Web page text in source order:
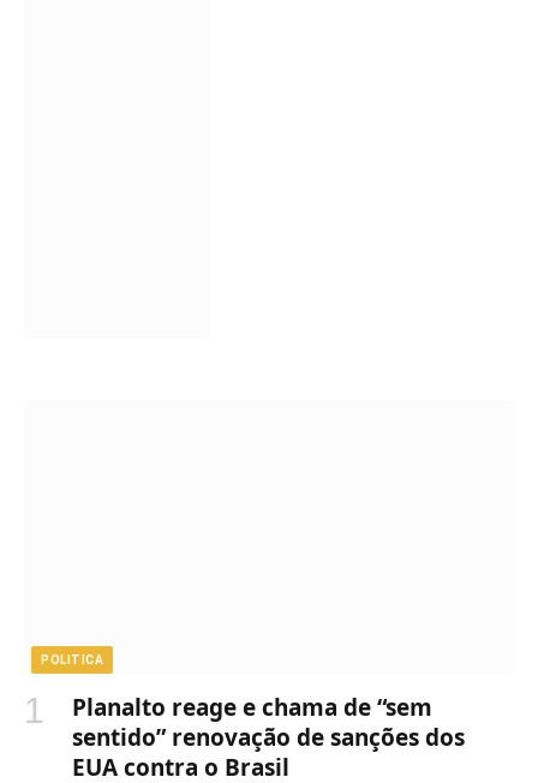
POLITICA
Planalto reage e chama de “sem
sentido” renovação de sanções dos
EUA contra o Brasil